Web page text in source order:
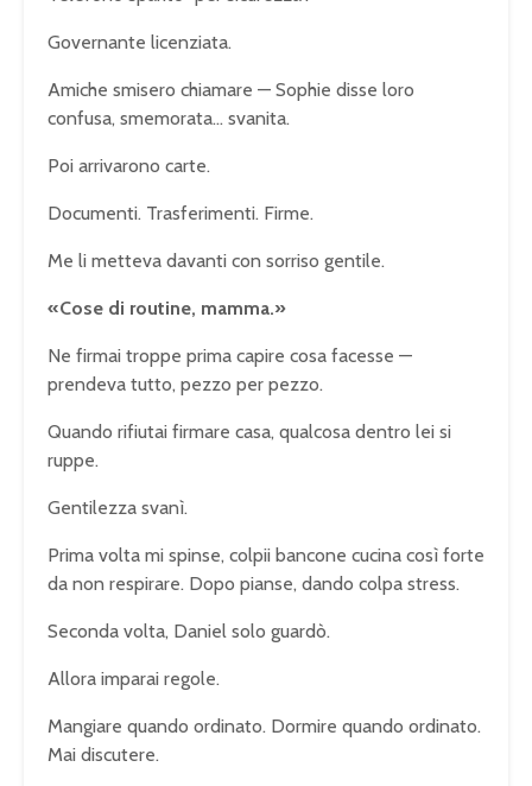
Governante licenziata.
Amiche smisero chiamare — Sophie disse loro
confusa, smemorata… svanita.
Poi arrivarono carte.
Documenti. Trasferimenti. Firme.
Me li metteva davanti con sorriso gentile.
«Cose di routine, mamma.»
Ne firmai troppe prima capire cosa facesse —
prendeva tutto, pezzo per pezzo.
Quando rifiutai firmare casa, qualcosa dentro lei si
ruppe.
Gentilezza svanì.
Prima volta mi spinse, colpii bancone cucina così forte
da non respirare. Dopo pianse, dando colpa stress.
Seconda volta, Daniel solo guardò.
Allora imparai regole.
Mangiare quando ordinato. Dormire quando ordinato.
Mai discutere.